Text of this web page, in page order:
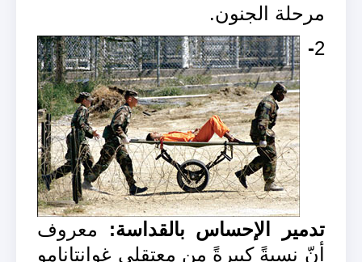
مرحلة الجنون.
2
-
تدمير الإحساس بالقداسة: معروف
أنّ نسبةً كبيرةً من معتقلي غوانتانامو